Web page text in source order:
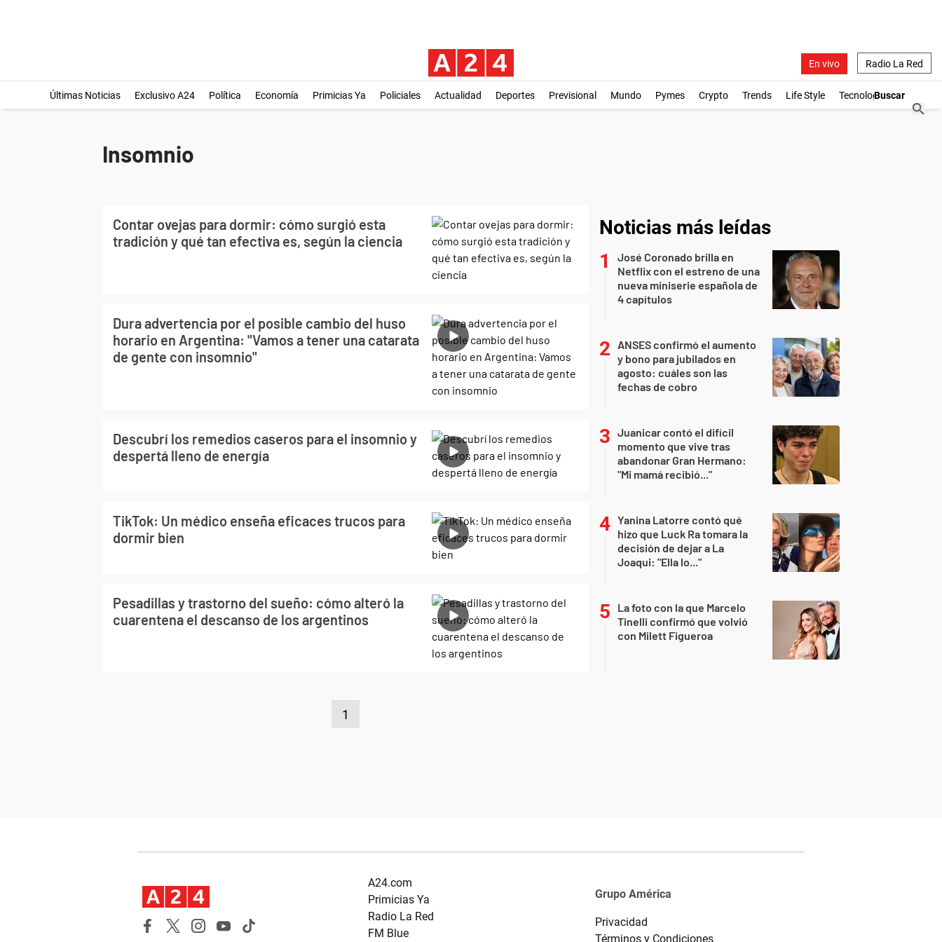
En vivo Radio La Red
Últimas Noticias Exclusivo A24 Política Economía Primicias Ya Policiales Actualidad Deportes Previsional Mundo Pymes Crypto Trends Life Style Tecnología
Insomnio
Contar ovejas para dormir: cómo surgió esta
tradición y qué tan efectiva es, según la ciencia
Dura advertencia por el posible cambio del huso
horario en Argentina: "Vamos a tener una catarata
de gente con insomnio"
Descubrí los remedios caseros para el insomnio y
despertá lleno de energía
TikTok: Un médico enseña eficaces trucos para
dormir bien
Pesadillas y trastorno del sueño: cómo alteró la
cuarentena el descanso de los argentinos
1
Noticias más leídas
José Coronado brilla en
Netflix con el estreno de una
nueva miniserie española de
4 capítulos
ANSES confirmó el aumento
y bono para jubilados en
agosto: cuáles son las
fechas de cobro
Juanicar contó el difícil
momento que vive tras
abandonar Gran Hermano:
"Mi mamá recibió..."
Yanina Latorre contó qué
hizo que Luck Ra tomara la
decisión de dejar a La
Joaqui: "Ella lo..."
La foto con la que Marcelo
Tinelli confirmó que volvió
con Milett Figueroa
A24.com
Primicias Ya
Radio La Red
FM Blue
Grupo América
Privacidad
Términos y Condiciones